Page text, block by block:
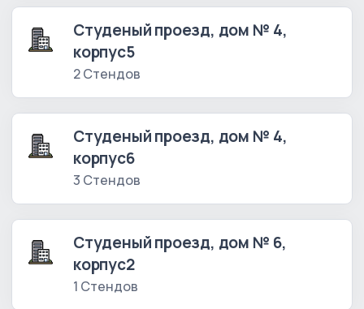
Студеный проезд, дом № 4,
корпус5
2 Стендов
Студеный проезд, дом № 4,
корпус6
3 Стендов
Студеный проезд, дом № 6,
корпус2
1 Стендов